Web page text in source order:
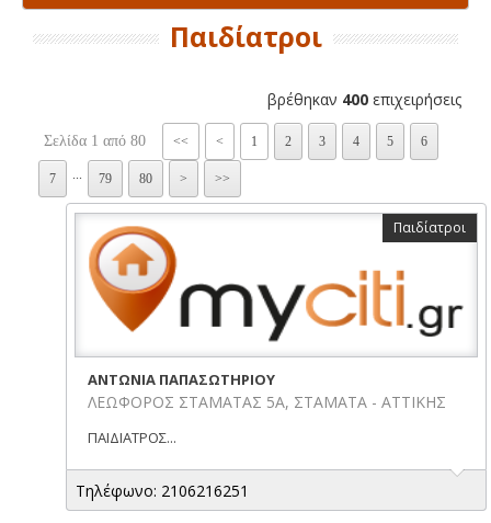
Παιδίατροι
βρέθηκαν 400 επιχειρήσεις
Σελίδα 1 από 80 << < 1 2 3 4 5 6
7 79 80 > >>
Παιδίατροι
ΑΝΤΩΝΙΑ ΠΑΠΑΣΩΤΗΡΙΟΥ
ΛΕΩΦΟΡΟΣ ΣΤΑΜΑΤΑΣ 5Α, ΣΤΑΜΑΤΑ - ΑΤΤΙΚΗΣ
ΠΑΙΔΙΑΤΡΟΣ...
Τηλέφωνο: 2106216251